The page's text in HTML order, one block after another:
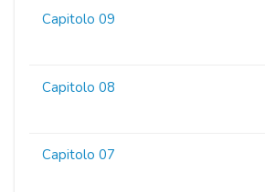
Capitolo 09
Capitolo 08
Capitolo 07